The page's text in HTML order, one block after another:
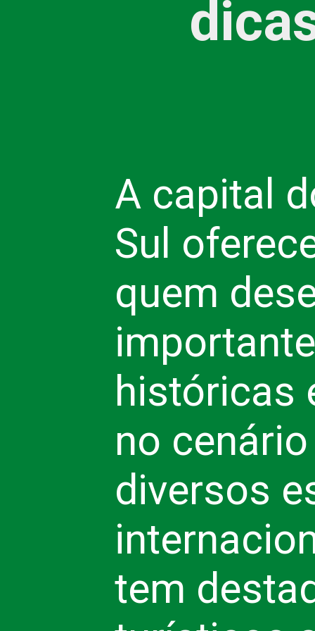
A capital
Sul
quem
históricas
no
diversos
tem